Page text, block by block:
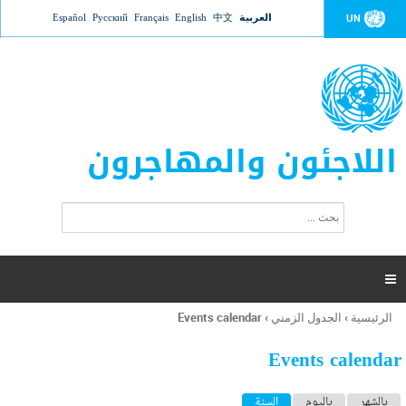
Jump to navigation UN العربية 中文
English
Français
Русский
Español
اللاجئون والمهاجرون
ت
ر
ل
ح
ب

أنت
هنا
الرئيسية › الجدول الزمني ›
Events calendar
Events calendar